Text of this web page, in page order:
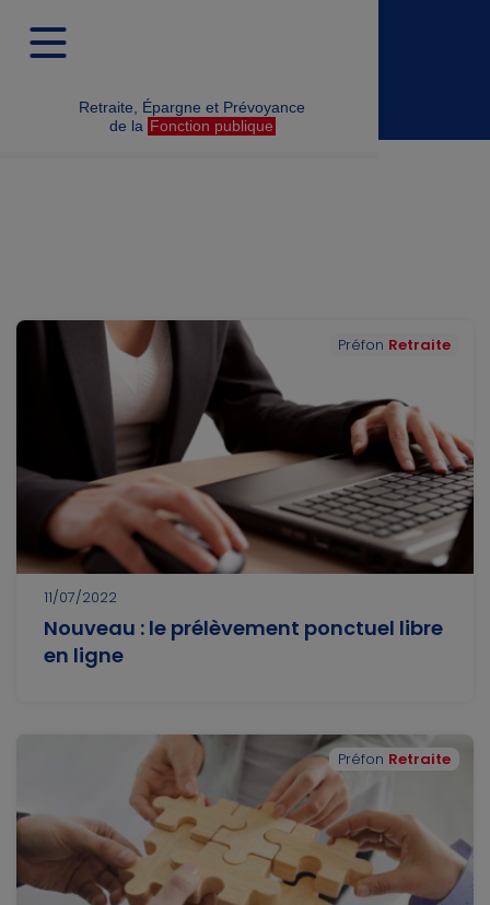
Retraite, Épargne et Prévoyance
de la Fonction publique
Filtres
Préfon Retraite
11/07/2022
Nouveau : le prélèvement ponctuel libre
en ligne
Préfon Retraite